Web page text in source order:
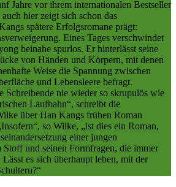
Jahre vor ihrem internationalen Bestseller
hier zeigt sich schon das
spätere Erfolgsromane prägt:
Eines Tages verschwindet
beinahe spurlos. Er hinterlässt seine
von Händen und Körpern, mit denen
Weise die Spannung zwischen
und Lebensleere befragt.
Schreibende nie wieder so skrupulös wie
Laufbahn“, schreibt die
über Han Kangs frühen Roman
so Wilke, „ist dies ein Roman,
einer jungen
und seinen Formfragen, die immer
es sich überhaupt leben, mit der